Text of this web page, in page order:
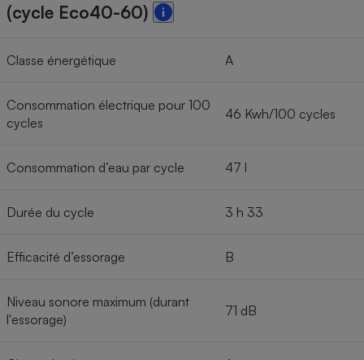
(cycle Eco40-60)
Classe énergétique A
Consommation électrique pour 100
cycles
46 Kwh/100 cycles
Consommation d’eau par cycle 47 l
Durée du cycle 3 h 33
Efficacité d’essorage B
Niveau sonore maximum (durant
l'essorage)
71 dB